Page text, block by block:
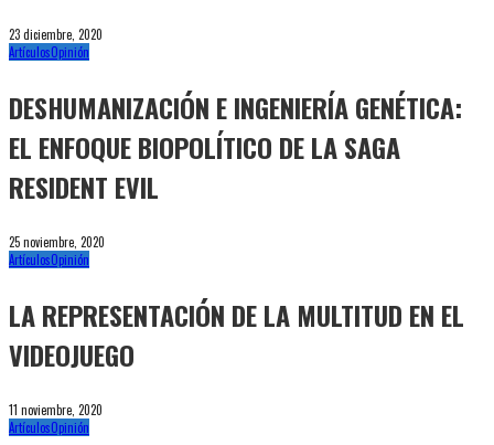
23 diciembre, 2020
ArtículosOpinión
DESHUMANIZACIÓN E INGENIERÍA GENÉTICA:
EL ENFOQUE BIOPOLÍTICO DE LA SAGA
RESIDENT EVIL
25 noviembre, 2020
ArtículosOpinión
LA REPRESENTACIÓN DE LA MULTITUD EN EL
VIDEOJUEGO
11 noviembre, 2020
ArtículosOpinión